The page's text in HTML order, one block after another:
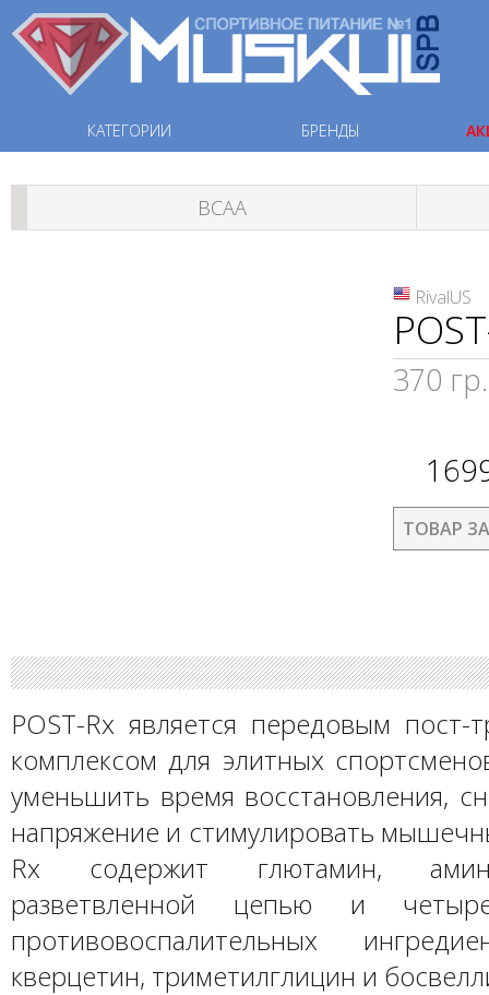
КАТЕГОРИИ БРЕНДЫ
ВСАА
RivalUS
370 гр.
ТОВАР
POST-Rx является передовым пост-
комплексом для элитных
уменьшить время восстановления,
напряжение и стимулировать
Rx содержит глютамин,
разветвленной цепью и
противовоспалительных
кверцетин, триметилглицин и